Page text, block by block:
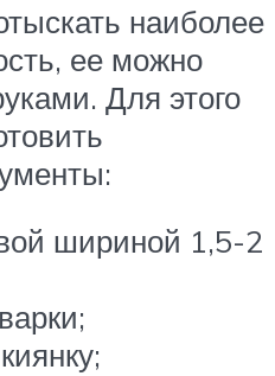
наиболее
ее можно
Для этого
шириной 1,5-2